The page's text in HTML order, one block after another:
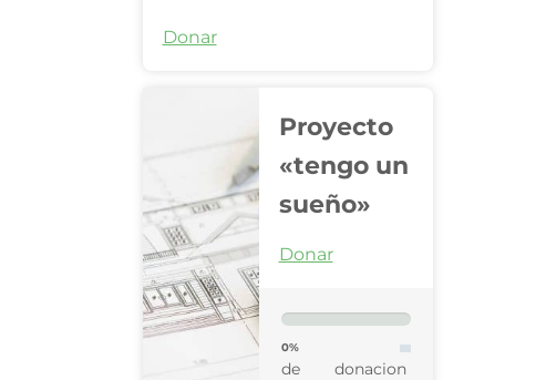
Donar
Proyecto
«tengo un
sueño»
Donar
0%
de
donacion